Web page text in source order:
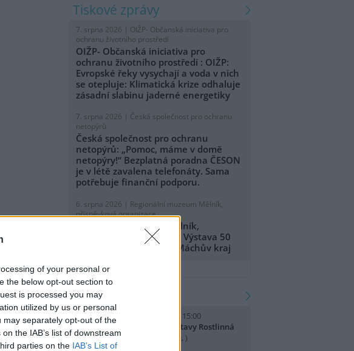
of your personal or
the below opt-out section to
is processed you may
utilized by us or personal
may separately opt-out of the
the IAB’s list of downstream
parties on the IAB’s List of
tiskové zprávy
7. srpna 2026 | OIŽP- Občanská iniciativa pro
ochranu životního prostředí
OIŽP- Občanská iniciativa pro
ochranu životního prostředí : OIŽP:
Evropské řeky vysychají a voda v nich
se otepluje: Klimatická krize odhaluje
zásadní slabinu jaderné energetiky
7. srpna 2026 | Česká společnost pro ochranu
netopýrů
Česká společnost pro ochranu
netopýrů: „Pomoc, máme v domě
netopýry!“ Bezplatná poradna ČESON
je v létě zavalena telefonáty. Sama
potřebuje finanční podporu.
6. srpna 2026 | Regionální muzeum Mělník,
příspěvková organizace
Regionální muzeum Mělník,
příspěvková organizace: Výstava 50
let CHKO Kokořínsko - Máchův kraj
přidat tiskovou zprávu
kalendář akcí
8. srpna 2026 (sobota) 14:00 - 15:00
Komentované prohlídky výstavy Rostlinná
Odysea(Přednášky a diskuse, )